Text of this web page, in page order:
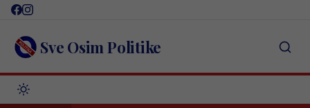
Skip
content Sve Osim Politike